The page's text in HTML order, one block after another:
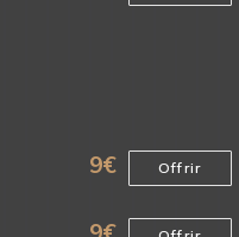
9€ Offrir